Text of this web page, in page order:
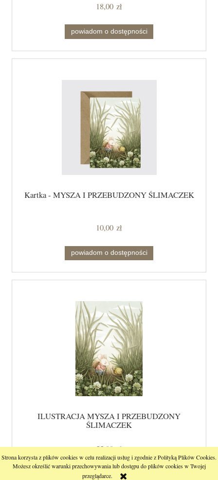
Strona korzysta z plików cookies w celu realizacji usług i zgodnie z Polityką Plików Cookies.
Możesz określić warunki przechowywania lub dostępu do plików cookies w Twojej
przeglądarce.
18,00 zł
powiadom o dostępności
Kartka - MYSZA I PRZEBUDZONY ŚLIMACZEK
10,00 zł
powiadom o dostępności
ILUSTRACJA MYSZA I PRZEBUDZONY
ŚLIMACZEK
55,00 zł
powiadom o dostępności